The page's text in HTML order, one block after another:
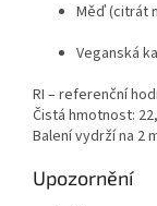
Měď (citrát
Veganská
RI – referenční
Čistá hmotnost:
Balení vydrží na 2
Upozornění